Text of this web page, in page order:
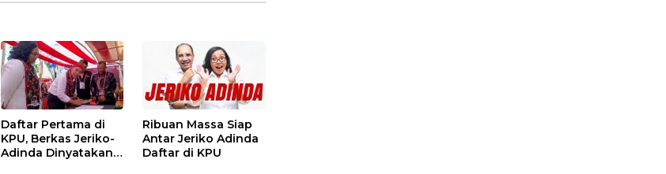
Daftar Pertama di
KPU, Berkas Jeriko-
Adinda Dinyatakan
Ribuan Massa Siap
Antar Jeriko Adinda
Daftar di KPU